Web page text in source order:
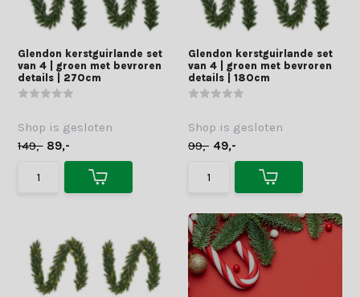
Glendon kerstguirlande set
van 4 | groen met bevroren
details | 270cm
Shop is gesloten
149,- 89,-
Glendon kerstguirlande set
van 4 | groen met bevroren
details | 180cm
Shop is gesloten
99,- 49,-